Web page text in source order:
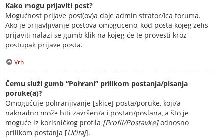
Kako mogu prijaviti post?
Mogućnost prijave post(ov)a daje administrator/ica foruma.
Ako je prijavljivanje postova omogućeno, kod posta kojeg želiš
prijaviti nalazi se gumb klik na kojeg će te provesti kroz
postupak prijave posta.
Vrh
Čemu služi gumb “Pohrani” prilikom postanja/pisanja
poruke(a)?
Omogućuje pohranjivanje [skice] posta/poruke, koji/a
naknadno može biti završen/a i postan/poslana, a što je
moguće iz korisničkog profila [Profil/Postavke]odnosno
prilikom postanja [Učitaj].